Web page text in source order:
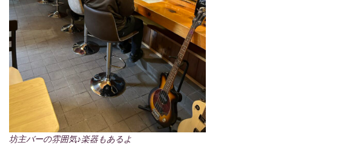
坊主バーの雰囲気♪楽器もあるよ